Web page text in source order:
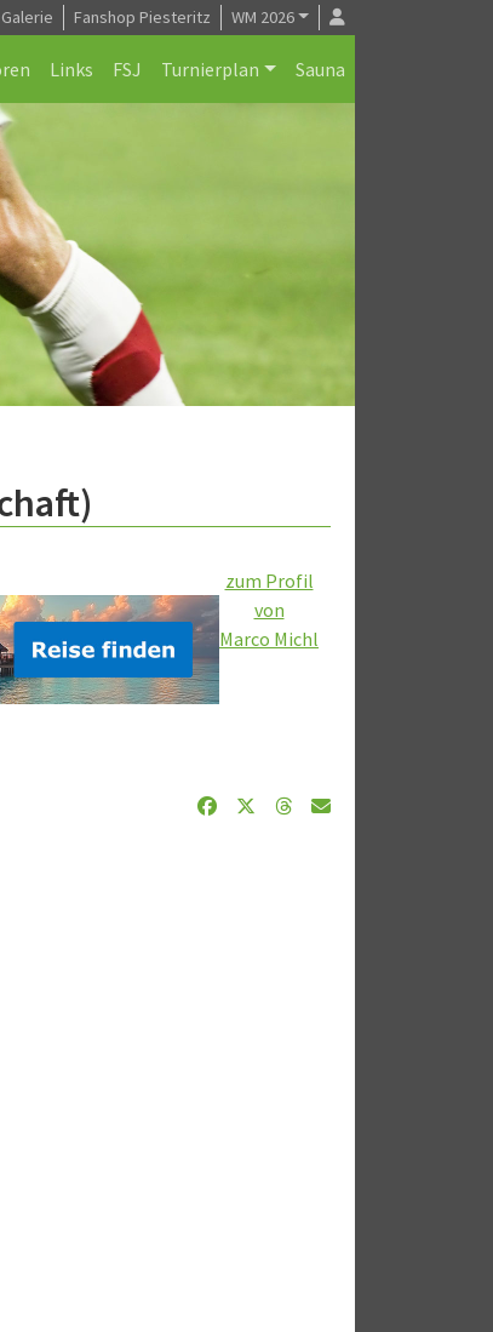
Galerie Fanshop Piesteritz WM 2026
Links FSJ Turnierplan Sauna
zum Profil
von
Marco Michl